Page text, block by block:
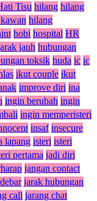
Tisu hilang hilang
hilang
hobi hospital HR
jauh hubungan
toksik huda ic ic
ikut couple ikut
improve diri ina
ingin berubah ingin
ingin memperisteri
insaf insecure
lapang isteri isteri
pertama jadi diri
jangan contact
jarak hubungan
call jarang chat